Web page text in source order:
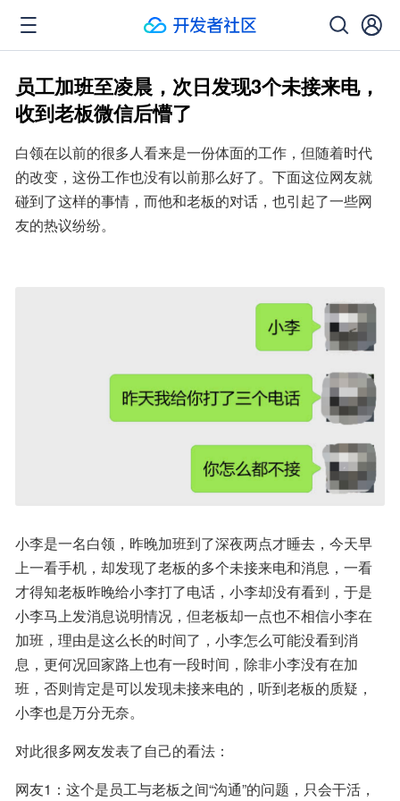
员工加班至凌晨，次日发现3个未接来电，
收到老板微信后懵了
白领在以前的很多人看来是一份体面的工作，但随着时代
的改变，这份工作也没有以前那么好了。下面这位网友就
碰到了这样的事情，而他和老板的对话，也引起了一些网
友的热议纷纷。
小李是一名白领，昨晚加班到了深夜两点才睡去，今天早
上一看手机，却发现了老板的多个未接来电和消息，一看
才得知老板昨晚给小李打了电话，小李却没有看到，于是
小李马上发消息说明情况，但老板却一点也不相信小李在
加班，理由是这么长的时间了，小李怎么可能没看到消
息，更何况回家路上也有一段时间，除非小李没有在加
班，否则肯定是可以发现未接来电的，听到老板的质疑，
小李也是万分无奈。
对此很多网友发表了自己的看法：
网友1：这个是员工与老板之间“沟通”的问题，只会干活，